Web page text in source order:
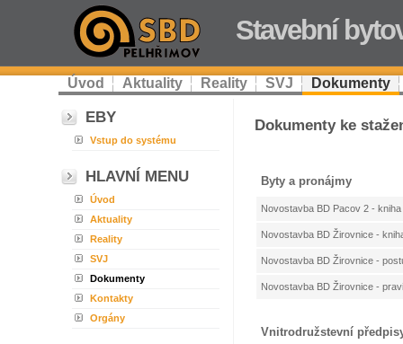
Stavební
Úvod Aktuality Reality SVJ Dokumenty
EBY
Vstup do systému
HLAVNÍ MENU
Úvod
Aktuality
Reality
SVJ
Dokumenty
Kontakty
Orgány
Dokumenty ke
Byty a pronájmy
Novostavba BD Pacov 2 -
Novostavba BD Žirovnice -
Novostavba BD Žirovnice -
Novostavba BD Žirovnice -
Vnitrodružstevní